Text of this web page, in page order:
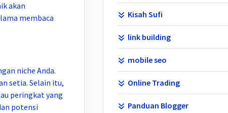
akan
membaca
niche Anda.
setia. Selain itu,
peringkat yang
potensi
Kisah Sufi
link building
mobile seo
Online Trading
Panduan Blogger